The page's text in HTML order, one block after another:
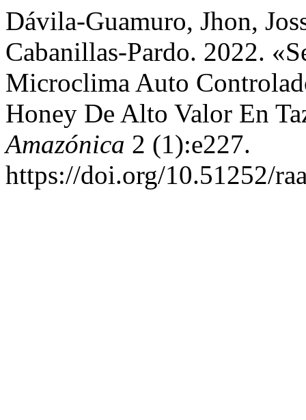
Dávila-Guamuro, Jhon,
Cabanillas-Pardo. 2022.
Microclima Auto
Honey De Alto Valor En
Amazónica 2 (1):e227.
https://doi.org/10.51252/